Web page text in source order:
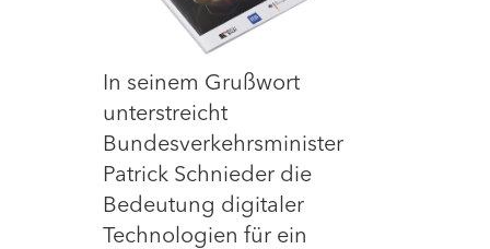
In seinem Grußwort
unterstreicht
Bundesverkehrsminister
Patrick Schnieder die
Bedeutung digitaler
Technologien für ein